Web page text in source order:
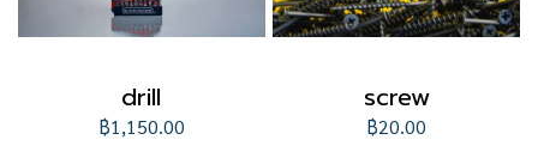
drill
฿1,150.00
screw
฿20.00